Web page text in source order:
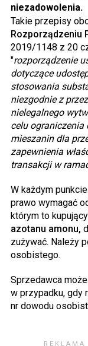
niezadowolenia.
Takie przepisy
Rozporządzeniu
2019/1148 z 20
"rozporządzenie
dotyczące
stosowania
niezgodnie z
nielegalnego
celu
mieszanin dla
zapewnienia
transakcji w
W każdym
prawo wymagać
którym to
azotanu amonu,
zużywać. Należy
osobistego.
Sprzedawca
w przypadku, gdy
nr dowodu